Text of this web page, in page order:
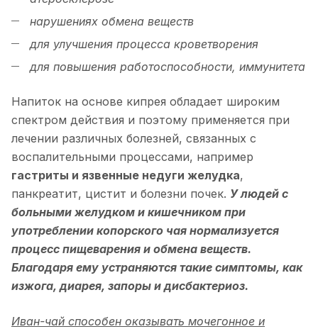
нарушениях обмена веществ
для улучшения процесса кроветворения
для повышения работоспособности, иммунитета
Напиток на основе кипрея обладает широким
спектром действия и поэтому применяется при
лечении различных болезней, связанных с
воспалительными процессами, например
гастриты и язвенные недуги желудка,
панкреатит, цистит и болезни почек. У людей с
больными желудком и кишечником при
употреблении копорского чая нормализуется
процесс пищеварения и обмена веществ.
Благодаря ему устраняются такие симптомы, как
изжога, диарея, запоры и дисбактериоз.
Иван-чай способен оказывать мочегонное и